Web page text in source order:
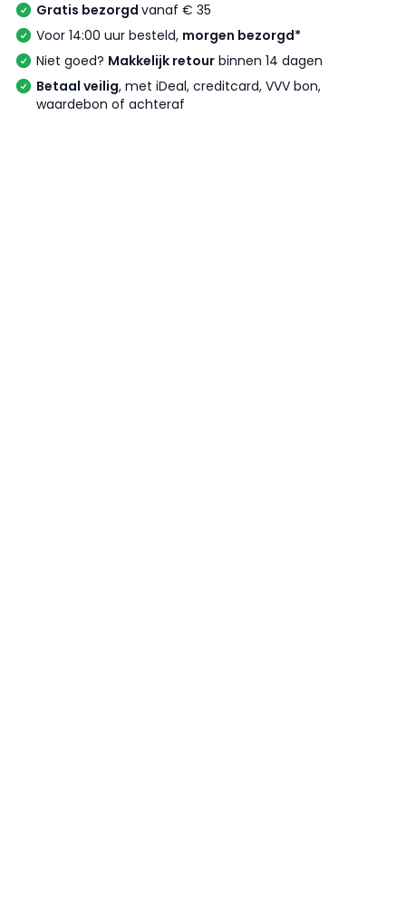
Gratis bezorgd vanaf € 35
Voor 14:00 uur besteld, morgen bezorgd*
Niet goed? Makkelijk retour binnen 14 dagen
Betaal veilig, met iDeal, creditcard, VVV bon,
waardebon of achteraf